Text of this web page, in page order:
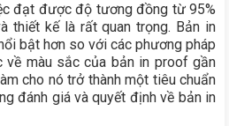
đạt được độ tương đồng từ 95%
thiết kế là rất quan trọng. Bản in
bật hơn so với các phương pháp
về màu sắc của bản in proof gần
cho nó trở thành một tiêu chuẩn
đánh giá và quyết định về bản in